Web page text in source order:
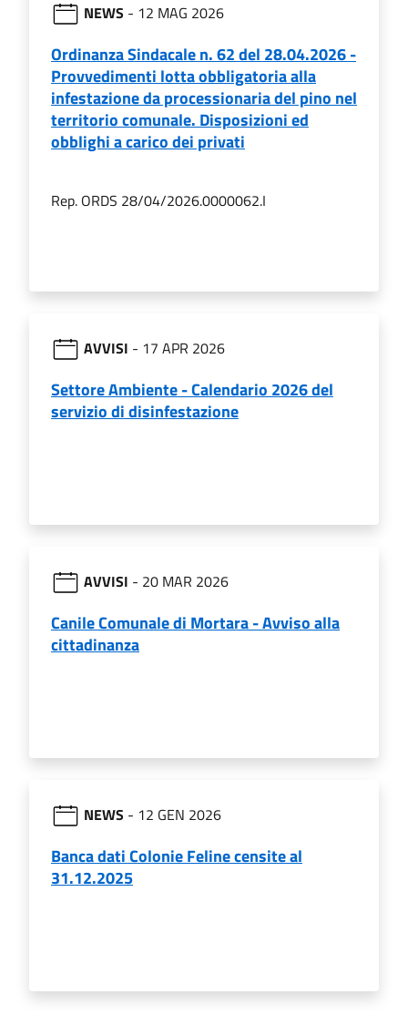
NEWS - 12 MAG 2026
Ordinanza Sindacale n. 62 del 28.04.2026 -
Provvedimenti lotta obbligatoria alla
infestazione da processionaria del pino nel
territorio comunale. Disposizioni ed
obblighi a carico dei privati
Rep. ORDS 28/04/2026.0000062.I
AVVISI - 17 APR 2026
Settore Ambiente - Calendario 2026 del
servizio di disinfestazione
AVVISI - 20 MAR 2026
Canile Comunale di Mortara - Avviso alla
cittadinanza
NEWS - 12 GEN 2026
Banca dati Colonie Feline censite al
31.12.2025